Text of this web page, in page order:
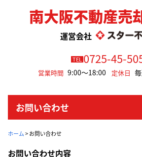
南大阪不動産売
運営会社
TEL0725-45-
営業時間 9:00～18:00 定休日
お問い合わせ
ホーム>お問い合わせ